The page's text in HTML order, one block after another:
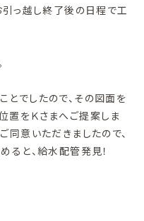
引っ越し終了後の日程で工
でしたので、その図面を
置をＫさまへご提案しま
同意いただきましたので、
ると、給水配管発見！